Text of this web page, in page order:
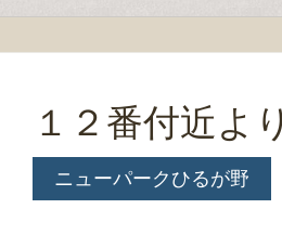
１２番付近よ
ニューパークひるが野